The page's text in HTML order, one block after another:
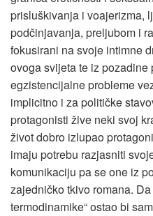
prisluškivanja i voajerizma,
podčinjavanja, preljubom i
fokusirani na svoje intimne
ovoga svijeta te iz
egzistencijalne probleme
implicitno i za političke
protagonisti žive neki svoj
život dobro izlupao
imaju potrebu razjasniti
komunikaciju pa se one iz
zajedničko tkivo romana.
termodinamike“ ostao bi